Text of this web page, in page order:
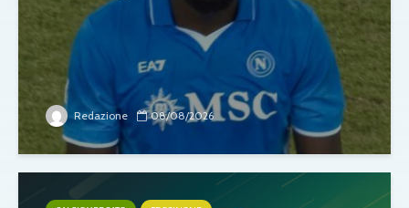
Redazione 08/08/2026